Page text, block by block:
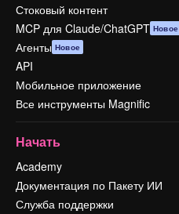
Стоковый контент
MCP для Claude/ChatGPT Новое
Агенты Новое
API
Мобильное приложение
Все инструменты Magnific
Начать
Academy
Документация по Пакету ИИ
Служба поддержки